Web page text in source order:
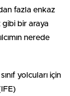
fazla enkaz
gibi bir araya
nerede
yolcuları için